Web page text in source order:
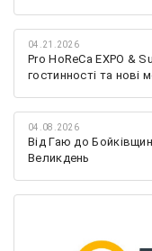
04.21.2026
Pro HoReCa EXPO &
гостинності та нові
04.08.2026
Від Гаю до
Великдень